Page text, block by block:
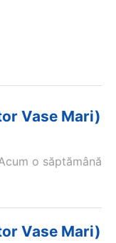
Vase Mari)
o săptămână
Vase Mari)